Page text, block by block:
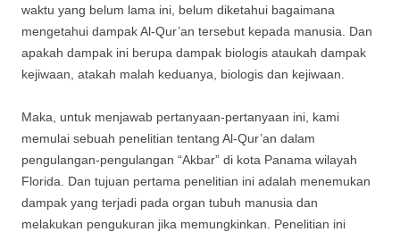
waktu yang belum lama ini, belum diketahui bagaimana
mengetahui dampak Al-Qur’an tersebut kepada manusia. Dan
apakah dampak ini berupa dampak biologis ataukah dampak
kejiwaan, atakah malah keduanya, biologis dan kejiwaan.
Maka, untuk menjawab pertanyaan-pertanyaan ini, kami
memulai sebuah penelitian tentang Al-Qur’an dalam
pengulangan-pengulangan “Akbar” di kota Panama wilayah
Florida. Dan tujuan pertama penelitian ini adalah menemukan
dampak yang terjadi pada organ tubuh manusia dan
melakukan pengukuran jika memungkinkan. Penelitian ini